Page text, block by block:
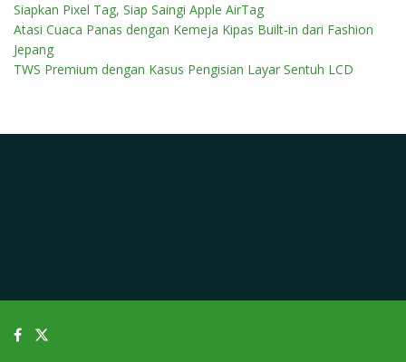
Siapkan Pixel Tag, Siap Saingi Apple AirTag
Atasi Cuaca Panas dengan Kemeja Kipas Built-in dari Fashion
Jepang
TWS Premium dengan Kasus Pengisian Layar Sentuh LCD